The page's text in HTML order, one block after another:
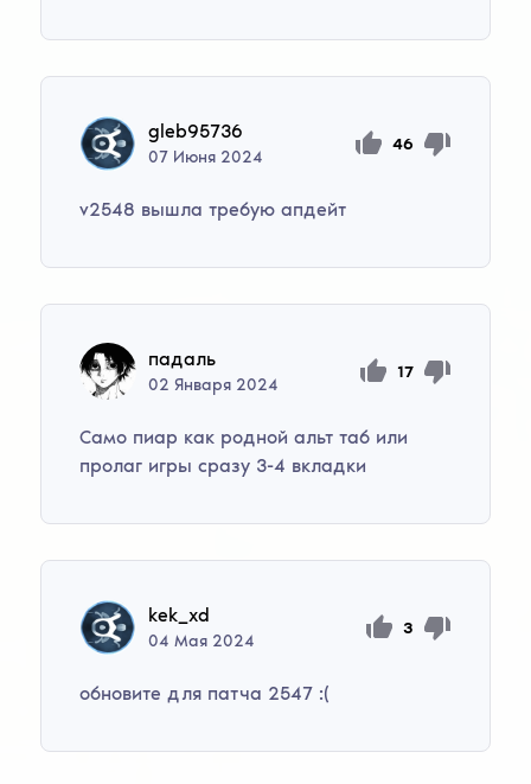
gleb95736
07 Июня 2024
46
v2548 вышла требую апдейт
падаль
02Января 2024
17
Само пиар как родной альт таб или
пролаг игры сразу 3-4 вкладки
kek_xd
04Мая 2024
3
обновите для патча 2547 :(